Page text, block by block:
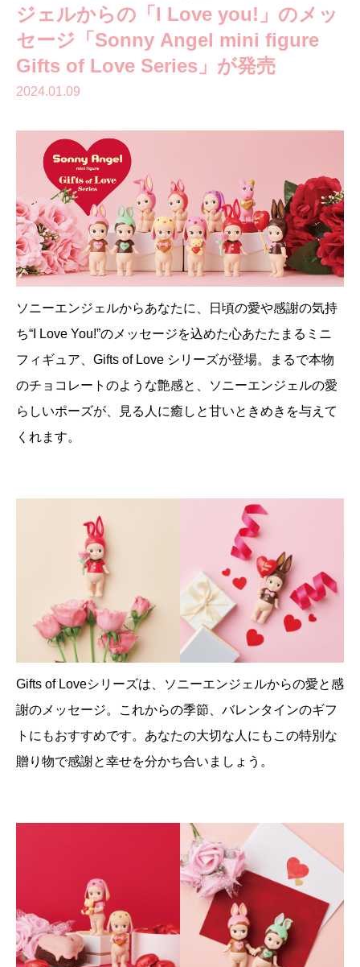
ジェルからの「I Love you!」のメッ
セージ「Sonny Angel mini figure
Gifts of Love Series」が発売
2024.01.09
ソニーエンジェルからあなたに、日頃の愛や感謝の気持
ち“I Love You!”のメッセージを込めた心あたたまるミニ
フィギュア、Gifts of Love シリーズが登場。まるで本物
のチョコレートのような艶感と、ソニーエンジェルの愛
らしいポーズが、見る人に癒しと甘いときめきを与えて
くれます。
Gifts of Loveシリーズは、ソニーエンジェルからの愛と感
謝のメッセージ。これからの季節、バレンタインのギフ
トにもおすすめです。あなたの大切な人にもこの特別な
贈り物で感謝と幸せを分かち合いましょう。